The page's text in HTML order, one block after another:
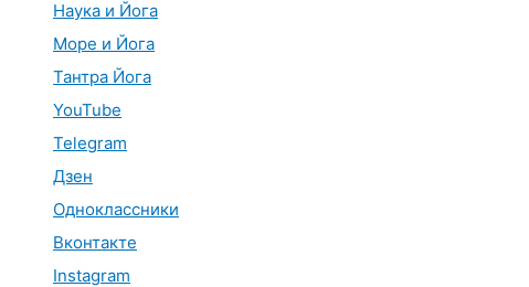
Наука и Йога
Море и Йога
Тантра Йога
YouTube
Telegram
Дзен
Одноклассники
Вконтакте
Instagram